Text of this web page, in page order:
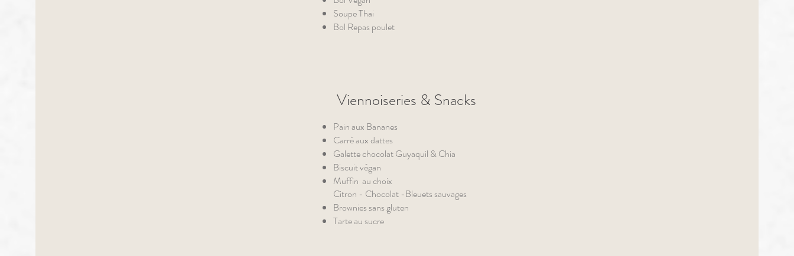
Soupe Thai
Bol Repas poulet
Viennoiseries & Snacks
Pain aux Bananes
Carré aux dattes
Galette chocolat Guyaquil & Chia
Biscuit végan
Muffin au choix
Citron - Chocolat -Bleuets sauvages
Brownies sans gluten
Tarte au sucre